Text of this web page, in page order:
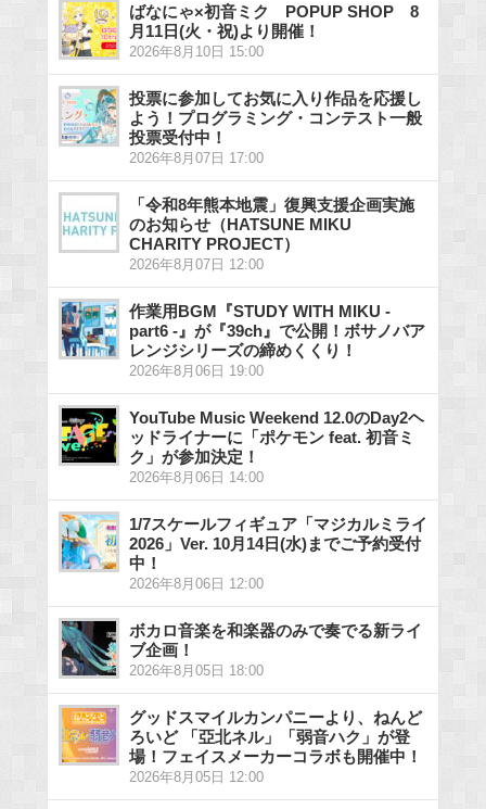
ばなにゃ×初音ミク POPUP SHOP 8
月11日(火・祝)より開催！
2026年8月10日 15:00
投票に参加してお気に入り作品を応援し
よう！プログラミング・コンテスト一般
投票受付中！
2026年8月07日 17:00
「令和8年熊本地震」復興支援企画実施
のお知らせ（HATSUNE MIKU
CHARITY PROJECT）
2026年8月07日 12:00
作業用BGM『STUDY WITH MIKU -
part6 -』が『39ch』で公開！ボサノバア
レンジシリーズの締めくくり！
2026年8月06日 19:00
YouTube Music Weekend 12.0のDay2ヘ
ッドライナーに「ポケモン feat. 初音ミ
ク」が参加決定！
2026年8月06日 14:00
1/7スケールフィギュア「マジカルミライ
2026」Ver. 10月14日(水)までご予約受付
中！
2026年8月06日 12:00
ボカロ音楽を和楽器のみで奏でる新ライ
ブ企画！
2026年8月05日 18:00
グッドスマイルカンパニーより、ねんど
ろいど 「亞北ネル」「弱音ハク」が登
場！フェイスメーカーコラボも開催中！
2026年8月05日 12:00